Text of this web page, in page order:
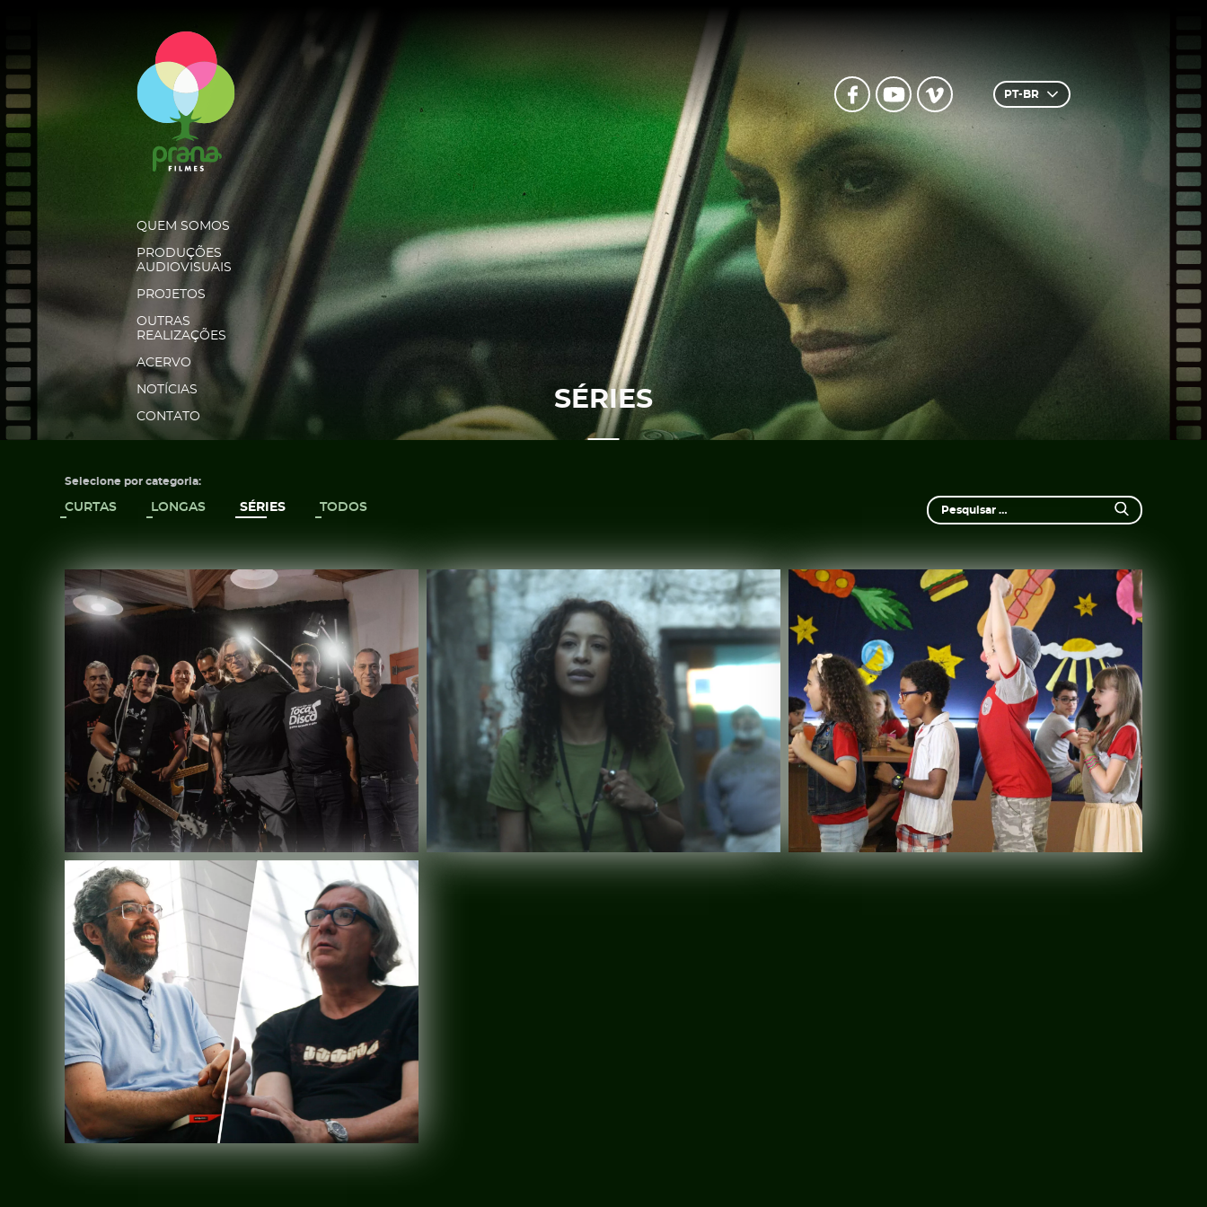
QUEM SOMOS
PRODUÇÕES
AUDIOVISUAIS
PROJETOS
OUTRAS
REALIZAÇÕES
ACERVO
NOTÍCIAS
CONTATO
PT-BR
Português
SÉRIES
Selecione por categoria:
CURTAS LONGAS SÉRIES TODOS